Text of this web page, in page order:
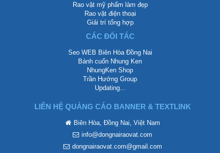
Rao vặt mỹ phẩm làm đẹp
Rao vặt điện thoại
Giải trí tổng hợp
CÁC ĐỐI TÁC
Seo WEB Biên Hòa Đồng Nai
Bánh cuốn Nhung Ken
NhungKen Shop
Trần Hướng Group
Updating...
LIÊN HỆ QUẢNG CÁO BANNER & TEXTLINK
Biên Hòa, Đồng Nai, Việt Nam
info@dongnairaovat.com
dongnairaovat.com@gmail.com